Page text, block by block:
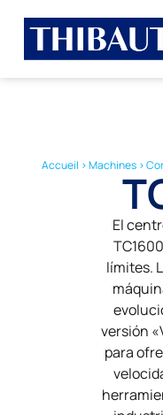
Accueil >Machines>
El
límites.
versión
para